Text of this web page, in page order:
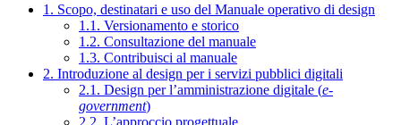
1. Scopo, destinatari e uso del Manuale operativo di design
1.1. Versionamento e storico
1.2. Consultazione del manuale
1.3. Contribuisci al manuale
2. Introduzione al design per i servizi pubblici digitali
2.1. Design per l’amministrazione digitale (e-
government)
2.2. L’approccio progettuale